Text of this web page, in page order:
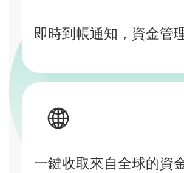
即時到帳通知，資金管
一鍵收取來自全球的資